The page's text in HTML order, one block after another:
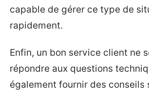
capable de gérer ce type de
rapidement.
Enfin, un bon service client ne
répondre aux questions
également fournir des conseils